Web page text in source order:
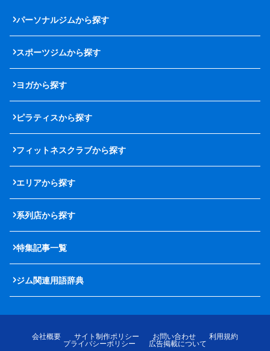
パーソナルジムから探す
スポーツジムから探す
ヨガから探す
ピラティスから探す
フィットネスクラブから探す
エリアから探す
系列店から探す
特集記事一覧
ジム関連用語辞典
会社概要 サイト制作ポリシー お問い合わせ
利用規約
プライバシーポリシー
広告掲載について